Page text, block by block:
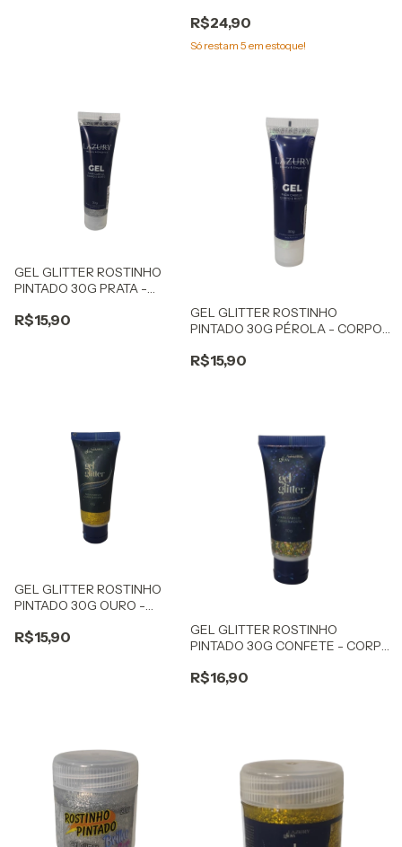
R$24,90
Só restam 5 em estoque!
GEL GLITTER ROSTINHO
PINTADO 30G PRATA -
R$15,90
GEL GLITTER ROSTINHO
PINTADO 30G PÉROLA - CORPO
R$15,90
GEL GLITTER ROSTINHO
PINTADO 30G OURO -
R$15,90
GEL GLITTER ROSTINHO
PINTADO 30G CONFETE - CORPO
R$16,90